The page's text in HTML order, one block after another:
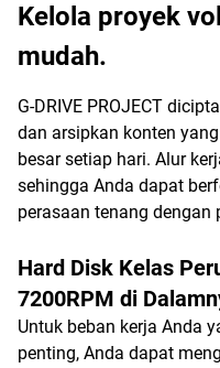
Kelola proyek
mudah.
G-DRIVE PROJECT
dan arsipkan konten
besar setiap hari. Alur
sehingga Anda dapat
perasaan tenang dengan
Hard Disk Kelas
7200RPM di
Untuk beban kerja Anda
penting, Anda dapat